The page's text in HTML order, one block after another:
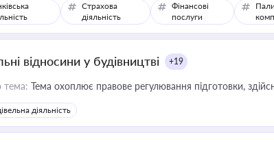
Страхова
діяльність
Фінансові
послуги
відносини у будівництві +19
Тема охоплює правове регулювання підготовки,
діяльність